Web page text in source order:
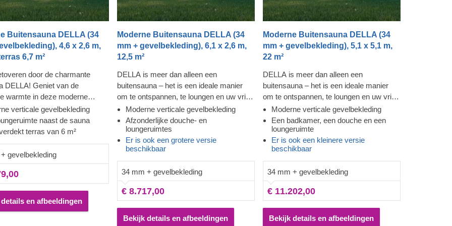
Buitensauna DELLA (34
4,6 x 2,6 m,
6,7 m²
door de charmante
DELLA! Geniet van de
warmte in deze moderne
onstpan daarna samen met uw
vrienden op het overdekte
gevelbekleding voegt niet
en isolatie, maar zorgt ook
strakke en verfijnde uitstraling.
heeft ook ruimte voor
en biedt een geweldig uitzicht
verticale gevelbekleding
naast de sauna
terras van 6 m²
gevelbekleding
en afbeeldingen
Moderne Buitensauna DELLA (34
mm + gevelbekleding), 6,1 x 2,6 m,
12,5 m²
DELLA is meer dan alleen een
buitensauna – het is een ideale manier
om te ontspannen, te loungen en uw vrije
tijd op een onvergetelijke manier door te
brengen! Geniet van de weldadige
warmte in deze moderne sauna en kijk
door de ramen die bijna van vloer tot
plafond reiken, terwijl u de spanning uit uw
lichaam voelt wegvloeien. De ruimte voor
een douche zorgt voor een gemakkelijke
ruime loungeruimte u en uw familie
uitnodigt om nog wat langer te blijven. De
gevelbekleding voegt een extra laag toe
Moderne verticale gevelbekleding
Afzonderlijke douche- en
loungeruimtes
Er is ook een grotere versie
beschikbaar
34 mm + gevelbekleding
€ 8.717,00
Bekijk details en afbeeldingen
Moderne Buitensauna DELLA (34
mm + gevelbekleding), 5,1 x 5,1 m,
22 m²
DELLA is meer dan alleen een
buitensauna – het is een ideale manier
om te ontspannen, te loungen en uw vrije
tijd op een onvergetelijke manier door te
brengen! Geniet van de weldadige
warmte in deze moderne sauna en kijk
door de ramen die bijna van vloer tot
plafond reiken, terwijl u de spanning uit uw
lichaam voelt wegvloeien. De extra
voorzieningen zorgen voor een
ruime loungeruimte u en uw familie
uitnodigt om nog wat langer te blijven. De
gevelbekleding voegt een extra laag toe
Moderne verticale gevelbekleding
Een badkamer, een douche en een
loungeruimte
Er is ook een kleinere versie
beschikbaar
34 mm + gevelbekleding
€ 11.202,00
Bekijk details en afbeeldingen